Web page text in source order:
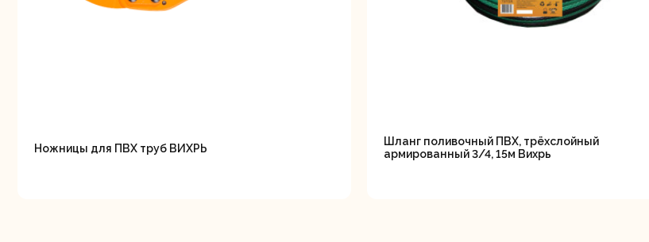
Ножницы для ПВХ труб ВИХРЬ
Шланг поливочный ПВХ, трёхслойный
армированный 3/4, 15м Вихрь